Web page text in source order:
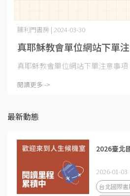
真耶穌教會單位網站下單
腓利門書房 | 2024-03-30
真耶穌教會單位網站下單注意事
閱讀更多 ->
最新動態
2026臺北
2026-01-03
台北國際書